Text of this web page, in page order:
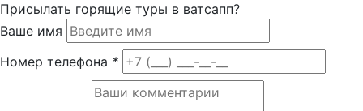
Присылать горящие туры в ватсапп?
Ваше имя
Номер телефона *